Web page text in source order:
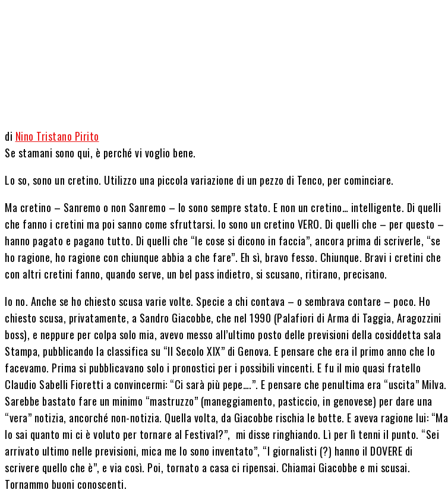
di Nino Tristano Pirito
Se stamani sono qui, è perché vi voglio bene.
Lo so, sono un cretino. Utilizzo una piccola variazione di un pezzo di Tenco, per cominciare.
Ma cretino – Sanremo o non Sanremo – lo sono sempre stato. E non un cretino… intelligente. Di quelli
che fanno i cretini ma poi sanno come sfruttarsi. Io sono un cretino VERO. Di quelli che – per questo –
hanno pagato e pagano tutto. Di quelli che “le cose si dicono in faccia”, ancora prima di scriverle, “se
ho ragione, ho ragione con chiunque abbia a che fare”. Eh sì, bravo fesso. Chiunque. Bravi i cretini che
con altri cretini fanno, quando serve, un bel pass indietro, si scusano, ritirano, precisano.
Io no. Anche se ho chiesto scusa varie volte. Specie a chi contava – o sembrava contare – poco. Ho
chiesto scusa, privatamente, a Sandro Giacobbe, che nel 1990 (Palafiori di Arma di Taggia, Aragozzini
boss), e neppure per colpa solo mia, avevo messo all’ultimo posto delle previsioni della cosiddetta sala
Stampa, pubblicando la classifica su “Il Secolo XIX” di Genova. E pensare che era il primo anno che lo
facevamo. Prima si pubblicavano solo i pronostici per i possibili vincenti. E fu il mio quasi fratello
Claudio Sabelli Fioretti a convincermi: “Ci sarà più pepe….”. E pensare che penultima era “uscita” Milva.
Sarebbe bastato fare un minimo “mastruzzo” (maneggiamento, pasticcio, in genovese) per dare una
“vera” notizia, ancorché non-notizia. Quella volta, da Giacobbe rischia le botte. E aveva ragione lui: “Ma
lo sai quanto mi ci è voluto per tornare al Festival?”, mi disse ringhiando. Lì per lì tenni il punto. “Sei
arrivato ultimo nelle previsioni, mica me lo sono inventato”, “I giornalisti (?) hanno il DOVERE di
scrivere quello che è”, e via così. Poi, tornato a casa ci ripensai. Chiamai Giacobbe e mi scusai.
Tornammo buoni conoscenti.